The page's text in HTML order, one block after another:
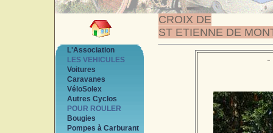
CROIX DE
ST ETIENNE DE
L'Association
LES VEHICULES
Voitures
Caravanes
VéloSolex
Autres Cyclos
POUR ROULER
Bougies
Pompes à Carburant
-